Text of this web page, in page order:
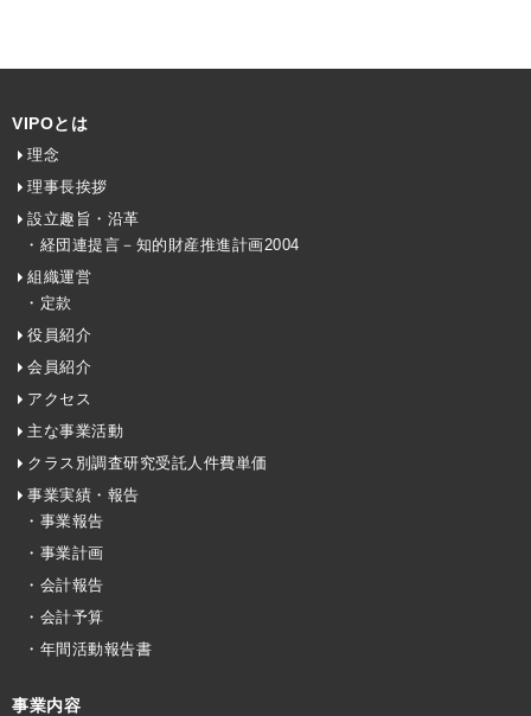
VIPOとは
理念
理事長挨拶
設立趣旨・沿革
・経団連提言－知的財産推進計画2004
組織運営
・定款
役員紹介
会員紹介
アクセス
主な事業活動
クラス別調査研究受託人件費単価
事業実績・報告
・事業報告
・事業計画
・会計報告
・会計予算
・年間活動報告書
事業内容